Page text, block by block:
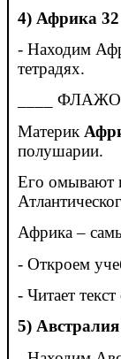
4) Африка 32
- Находим
тетрадях.
____
Материк
полушарии.
Его омывают
Африка –
- Откроем
- Читает
5) Австралия